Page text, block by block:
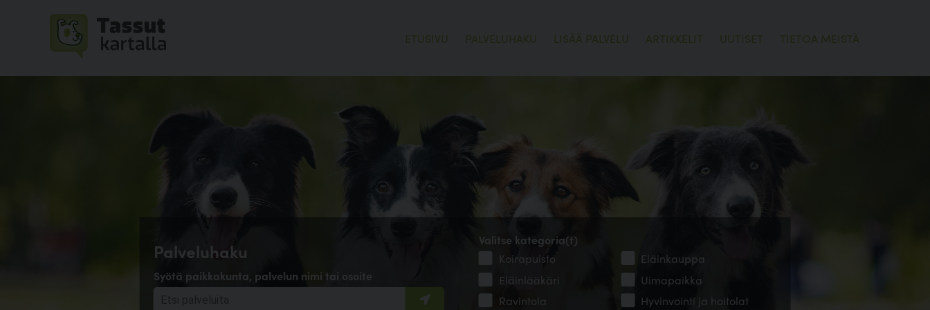
ETUSIVU PALVELUHAKU LISÄÄ PALVELU ARTIKKELIT UUTISET TIETOA MEISTÄ
Palveluhaku
Syötä paikkakunta, palvelun nimi tai osoite
Valitse kategoria(t)
Koirapuisto
Eläinkauppa
Eläinlääkäri
Uimapaikka
Ravintola
Hyvinvointi ja hoitolat